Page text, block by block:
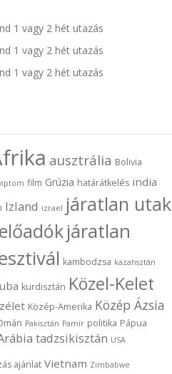
1 vagy 2 hét utazás
1 vagy 2 hét utazás
1 vagy 2 hét utazás
ausztrália Bolivia
film Grúzia határátkelés india
Izland izrael járatlan utak
járatlan
kambodzsa kazahsztán
kurdisztán Közel-Kelet
Közép-Amerika Közép Ázsia
Pakisztán Pamír politika Pápua
tadzsikisztán USA
ajánlat Vietnam Zimbabwe